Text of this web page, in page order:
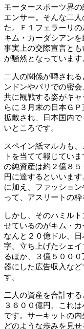
モータースポーツ界
エンサー。そんな二
た。Ｆ１フェラーリ
キム・カーダシアンを
事実上の交際宣言と
が騒然となっています
二人の関係が噂され
ンドンやパリでの密
共に観戦する姿がキ
らに３月末の日本Ｇ
拡散され、日本国内
いところです。
スペイン紙マルカも
トを当てて報じてい
の純資産は約２億８
円に達するといいま
に加え、ファッショ
って、アスリートの
しかし、そのハミル
せているのがキム・
なんと２０億ドル、
字。立ち上げたシェ
るほか、３億５００
器にした広告収入な
す。
二人の資産を合計す
３６００億円。これ
です。サーキットの
どのような歩みを見